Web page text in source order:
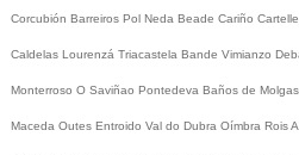
Corcubión Barreiros Pol Neda Beade Cariño Cartelle
Caldelas Lourenzá Triacastela Bande Vimianzo
Monterroso O Saviñao Pontedeva Baños de Molgas
Maceda Outes Entroido Val do Dubra Oímbra Rois